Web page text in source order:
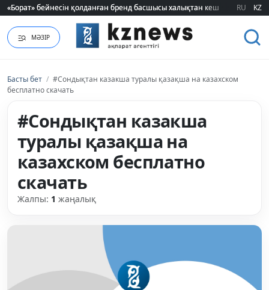
«Борат» бейнесін қолданған бренд басшысы халықтан кешірім сұрады
«Борат» бейнесін қолданған бренд басшысы халықтан кешірім сұрады
RU KZ
МӘЗІР
Басты бет / #Сондықтан казакша туралы қазақша на казахском
бесплатно скачать
#Сондықтан казакша
туралы қазақша на
казахском бесплатно
скачать
Жалпы: 1 жаңалық